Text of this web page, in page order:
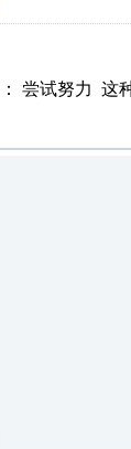
尝试努力 这